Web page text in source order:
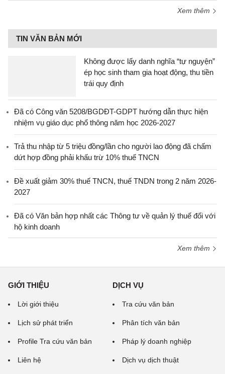
Xem thêm
TIN VĂN BẢN MỚI
Không được lấy danh nghĩa “tự nguyện”
ép học sinh tham gia hoạt động, thu tiền
trái quy định
Đã có Công văn 5208/BGDĐT-GDPT hướng dẫn thực hiện
nhiệm vụ giáo dục phổ thông năm học 2026-2027
Trả thu nhập từ 5 triệu đồng/lần cho người lao động đã chấm
dứt hợp đồng phải khấu trừ 10% thuế TNCN
Đề xuất giảm 30% thuế TNCN, thuế TNDN trong 2 năm 2026-
2027
Đã có Văn bản hợp nhất các Thông tư về quản lý thuế đối với
hộ kinh doanh
Xem thêm
GIỚI THIỆU
Lời giới thiệu
Lịch sử phát triển
Profile Tra cứu văn bản
Liên hệ
DỊCH VỤ
Tra cứu văn bản
Phân tích văn bản
Pháp lý doanh nghiệp
Dịch vụ dịch thuật